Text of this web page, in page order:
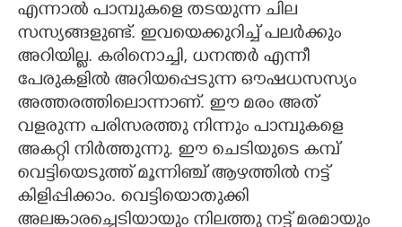
എന്നാൽ പാമ്പുകളെ തടയുന്ന ചില
സസ്യങ്ങളുണ്ട്. ഇവയെക്കുറിച്ച് പലർക്കും
അറിയില്ല. കരിനൊച്ചി, ധനന്തർ എന്നീ
പേരുകളിൽ അറിയപ്പെടുന്ന ഔഷധസസ്യം
അത്തരത്തിലൊന്നാണ്. ഈ മരം അത്
വളരുന്ന പരിസരത്തു നിന്നും പാമ്പുകളെ
അകറ്റി നിർത്തുന്നു. ഈ ചെടിയുടെ കമ്പ്
വെട്ടിയെടുത്ത് മൂന്നിഞ്ച് ആഴത്തിൽ നട്ട്
കിളിപ്പിക്കാം. വെട്ടിയൊതുക്കി
അലങ്കാരച്ചെടിയായും നിലത്തു നട്ട് മരമായും